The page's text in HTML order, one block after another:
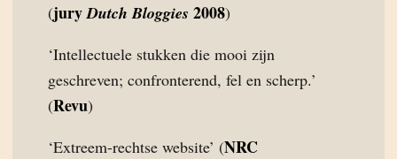
(juryDutch Bloggies 2008)
‘Intellectuele stukken die mooi zijn
geschreven; confronterend, fel en scherp.’
(Revu)
‘Extreem-rechtse website’ (NRC